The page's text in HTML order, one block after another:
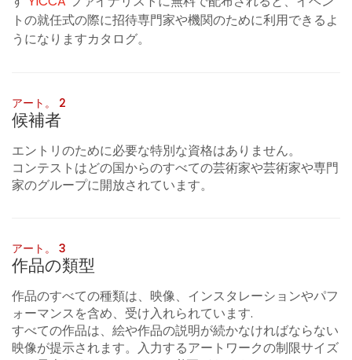
トの就任式の際に招待専門家や機関のために利用できるよ
うになりますカタログ。
アート。 2
候補者
エントリのために必要な特別な資格はありません。
コンテストはどの国からのすべての芸術家や芸術家や専門
家のグループに開放されています。
アート。 3
作品の類型
作品のすべての種類は、映像、インスタレーションやパフ
ォーマンスを含め、受け入れられています.
すべての作品は、絵や作品の説明が続かなければならない
映像が提示されます。入力するアートワークの制限サイズ